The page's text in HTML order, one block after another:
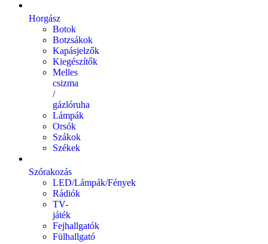
Horgász
Botok
Botzsákok
Kapásjelzők
Kiegészítők
Melles
csizma
/
gázlóruha
Lámpák
Orsók
Szákok
Székek
Szórakozás
LED/Lámpák/Fények
Rádiók
TV-
játék
Fejhallgatók
Fülhallgató